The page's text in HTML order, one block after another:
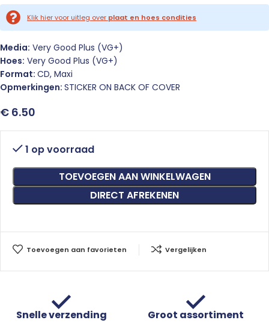
Klik hier voor uitleg over plaat en hoes condities
Media: Very Good Plus (VG+)
Hoes: Very Good Plus (VG+)
Format: CD, Maxi
Opmerkingen: STICKER ON BACK OF COVER
€ 6.50
1 op voorraad
TOEVOEGEN AAN WINKELWAGEN
DIRECT AFREKENEN
Toevoegen aan favorieten Vergelijken
Snelle verzending Groot assortiment